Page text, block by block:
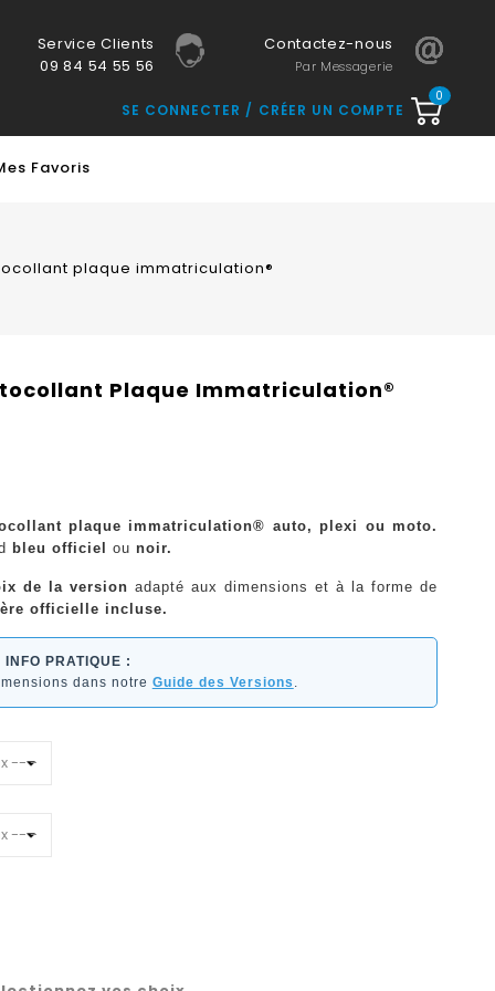
Service Clients
09 84 54 55 56
Contactez-nous
Par Messagerie
0
SE CONNECTER CRÉER UN COMPTE
Favoris
plaque immatriculation®
Plaque Immatriculation®
plaque immatriculation® auto, plexi ou moto.
bleu officiel ou noir.
de la version adapté aux dimensions et à la forme de
officielle incluse.
INFO PRATIQUE :
dans notre Guide des Versions